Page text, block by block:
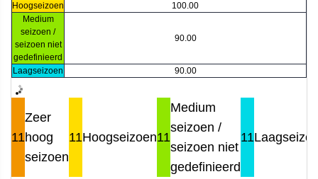
Hoogseizoen
100.00
Medium
seizoen /
seizoen niet
gedefinieerd
90.00
Laagseizoen 90.00
11
Zeer
hoog
seizoen
11Hoogseizoen11
Medium
seizoen /
seizoen niet
gedefinieerd
11